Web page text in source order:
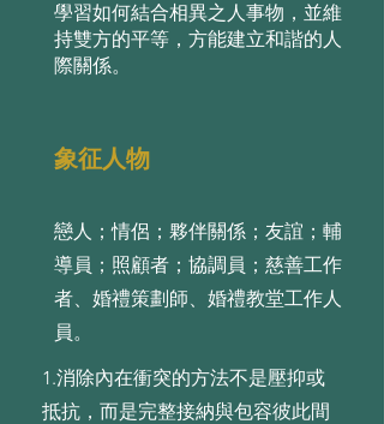
學習如何結合相異之⼈事物，並維
持雙⽅的平等，⽅能建⽴和諧的⼈
際關係。
象征人物
戀人；情侶；夥伴關係；友誼；輔
導員；照顧者；協調員；慈善工作
者、婚禮策劃師、婚禮教堂工作人
員。
1.消除內在衝突的⽅法不是壓抑或
抵抗，⽽是完整接納與包容彼此間